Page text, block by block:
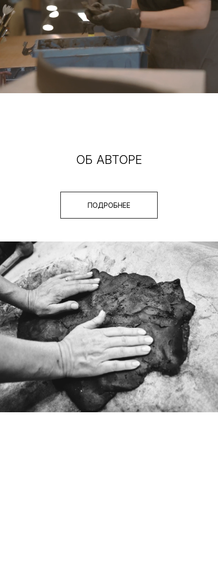
ОБ АВТОРЕ
ПОДРОБНЕЕ